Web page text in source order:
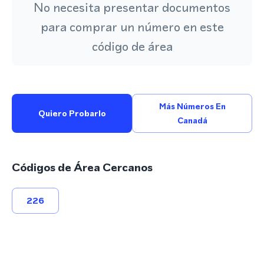
No necesita presentar documentos
para comprar un número en este
código de área
Quiero Probarlo
Más Números En
Canadá
Códigos de Área Cercanos
226